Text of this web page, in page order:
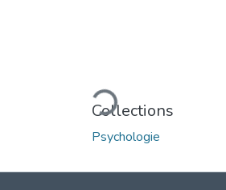
Loading...
Collections
Psychologie